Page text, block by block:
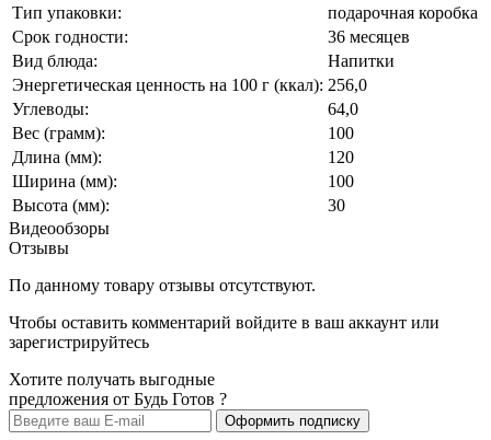
Тип упаковки:
подарочная коробка
Срок годности:
36 месяцев
Вид блюда:
Напитки
Энергетическая ценность на 100 г (ккал): 256,0
Углеводы:
64,0
Вес (грамм):
100
Длина (мм):
120
Ширина (мм):
100
Высота (мм):
30
Видеообзоры
Отзывы
По данному товару отзывы отсутствуют.
Чтобы оставить комментарий войдите в ваш аккаунт или
зарегистрируйтесь
Хотите получать выгодные
предложения от Будь Готов ?
Оформить подписку